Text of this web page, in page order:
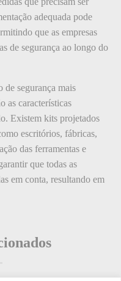
adequada pode
que as empresas
de segurança ao longo do
de segurança mais
as características
Existem kits projetados
escritórios, fábricas,
das ferramentas e
que todas as
em conta, resultando em